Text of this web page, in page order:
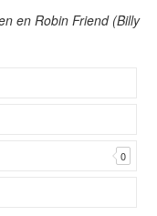
en Robin Friend (Billy
0